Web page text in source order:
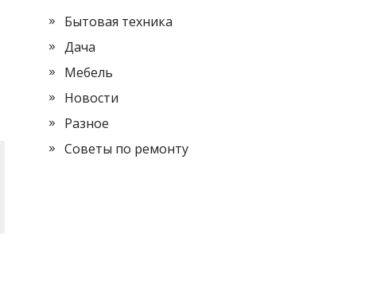
Бытовая техника
Дача
Мебель
Новости
Разное
Советы по ремонту